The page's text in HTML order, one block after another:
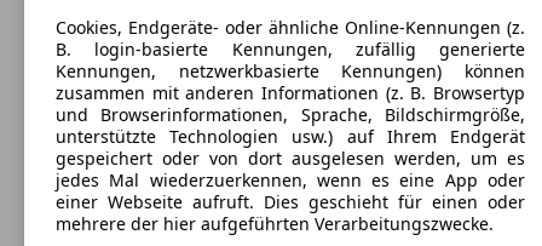
Cookies, Endgeräte- oder ähnliche Online-Kennungen (z.
B. login-basierte Kennungen, zufällig generierte
Kennungen, netzwerkbasierte Kennungen) können
zusammen mit anderen Informationen (z. B. Browsertyp
und Browserinformationen, Sprache, Bildschirmgröße,
unterstützte Technologien usw.) auf Ihrem Endgerät
gespeichert oder von dort ausgelesen werden, um es
jedes Mal wiederzuerkennen, wenn es eine App oder
einer Webseite aufruft. Dies geschieht für einen oder
mehrere der hier aufgeführten Verarbeitungszwecke.